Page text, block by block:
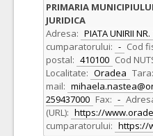
PRIMARIA
JURIDICA
Adresa: PIATA UNIRII NR.
cumparatorului: - Cod
postal: 410100 Cod
Localitate: Oradea Tara:
mail:
259437000 Fax: -
(URL): https://
cumparatorului: https://